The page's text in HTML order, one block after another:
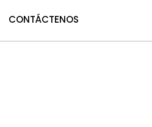
CONTÁCTENOS